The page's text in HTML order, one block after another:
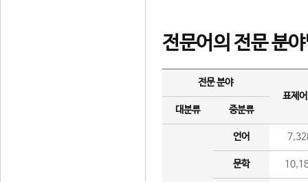
전문어의 전문 분
전문 분야
표제
대분류
중분류
언어
문학